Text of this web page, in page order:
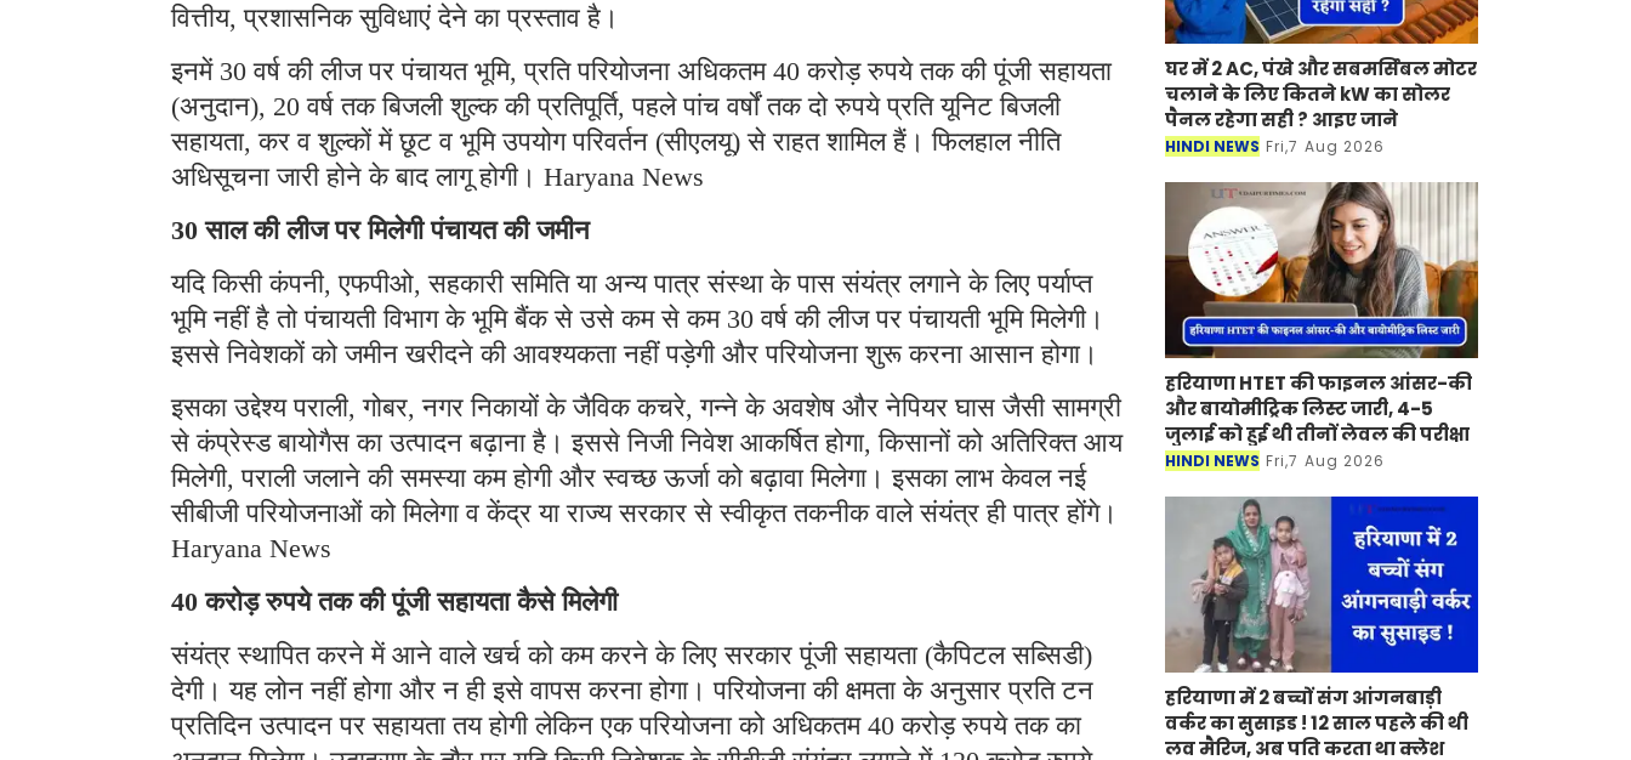
वित्तीय, प्रशासनिक सुविधाएं देने का प्रस्ताव है।
इनमें 30 वर्ष की लीज पर पंचायत भूमि, प्रति परियोजना अधिकतम 40 करोड़ रुपये तक की पूंजी सहायता
(अनुदान), 20 वर्ष तक बिजली शुल्क की प्रतिपूर्ति, पहले पांच वर्षों तक दो रुपये प्रति यूनिट बिजली
सहायता, कर व शुल्कों में छूट व भूमि उपयोग परिवर्तन (सीएलयू) से राहत शामिल हैं। फिलहाल नीति
अधिसूचना जारी होने के बाद लागू होगी। Haryana News
30 साल की लीज पर मिलेगी पंचायत की जमीन
यदि किसी कंपनी, एफपीओ, सहकारी समिति या अन्य पात्र संस्था के पास संयंत्र लगाने के लिए पर्याप्त
भूमि नहीं है तो पंचायती विभाग के भूमि बैंक से उसे कम से कम 30 वर्ष की लीज पर पंचायती भूमि मिलेगी।
इससे निवेशकों को जमीन खरीदने की आवश्यकता नहीं पड़ेगी और परियोजना शुरू करना आसान होगा।
इसका उद्देश्य पराली, गोबर, नगर निकायों के जैविक कचरे, गन्ने के अवशेष और नेपियर घास जैसी सामग्री
से कंप्रेस्ड बायोगैस का उत्पादन बढ़ाना है। इससे निजी निवेश आकर्षित होगा, किसानों को अतिरिक्त आय
मिलेगी, पराली जलाने की समस्या कम होगी और स्वच्छ ऊर्जा को बढ़ावा मिलेगा। इसका लाभ केवल नई
सीबीजी परियोजनाओं को मिलेगा व केंद्र या राज्य सरकार से स्वीकृत तकनीक वाले संयंत्र ही पात्र होंगे।
Haryana News
40 करोड़ रुपये तक की पूंजी सहायता कैसे मिलेगी
संयंत्र स्थापित करने में आने वाले खर्च को कम करने के लिए सरकार पूंजी सहायता (कैपिटल सब्सिडी)
देगी। यह लोन नहीं होगा और न ही इसे वापस करना होगा। परियोजना की क्षमता के अनुसार प्रति टन
प्रतिदिन उत्पादन पर सहायता तय होगी लेकिन एक परियोजना को अधिकतम 40 करोड़ रुपये तक का
घर में 2 AC, पंखे और सबमर्सिबल मोटर
चलाने के लिए कितने kW का सोलर
पैनल रहेगा सही ? आइए जाने
HINDI NEWS Fri,7 Aug 2026
हरियाणा HTET की फाइनल आंसर-की
और बायोमीट्रिक लिस्ट जारी, 4-5
जुलाई को हुई थी तीनों लेवल की परीक्षा
HINDI NEWS Fri,7 Aug 2026
हरियाणा में 2 बच्चों संग आंगनबाड़ी
वर्कर का सुसाइड ! 12 साल पहले की थी
लव मैरिज, अब पति करता था क्लेश